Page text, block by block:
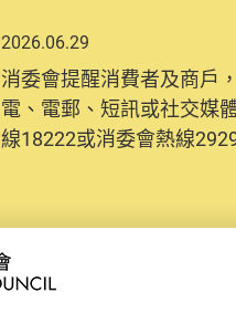
2026.06.29
消委會提醒消費者及商戶
電、電郵、短訊或社交媒
線18222或消委會熱線